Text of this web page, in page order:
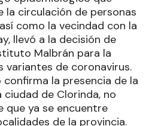
la circulación de personas
como la vecindad con la
llevó a la decisión de
Malbrán para la
variantes de coronavirus.
la presencia de la
ciudad de Clorinda, no
que ya se encuentre
de la provincia.